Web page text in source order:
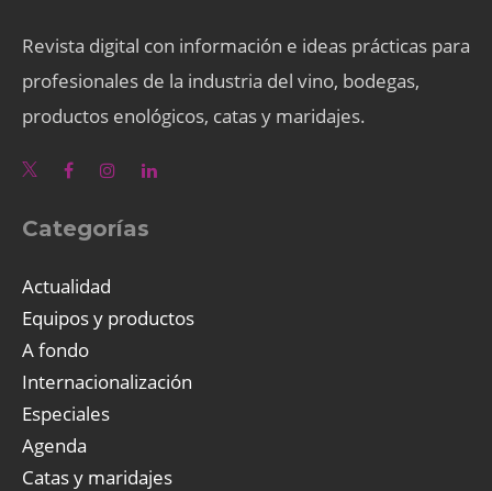
Revista digital con información e ideas prácticas para
profesionales de la industria del vino, bodegas,
productos enológicos, catas y maridajes.
Categorías
Actualidad
Equipos y productos
A fondo
Internacionalización
Especiales
Agenda
Catas y maridajes